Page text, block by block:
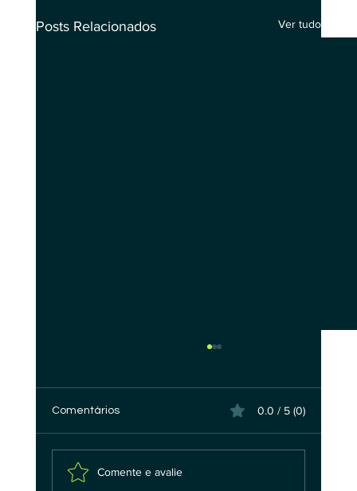
Posts Relacionados Ver tudo
Comentários 0.0 / 5 (0)
Comente e avalie